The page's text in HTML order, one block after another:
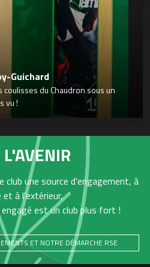
Guichard
du Chaudron sous un
vu !
club une source d'engagement, à
et à l'extérieur,
est un club plus fort !
ET NOTRE DÉMARCHE RSE